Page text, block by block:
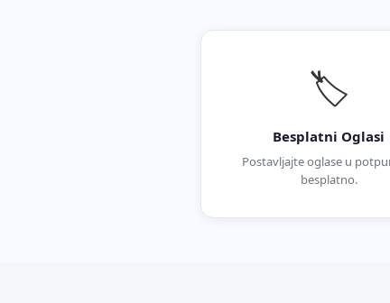
🏷️
Besplatni Oglasi
Postavljajte oglase u
besplatno.